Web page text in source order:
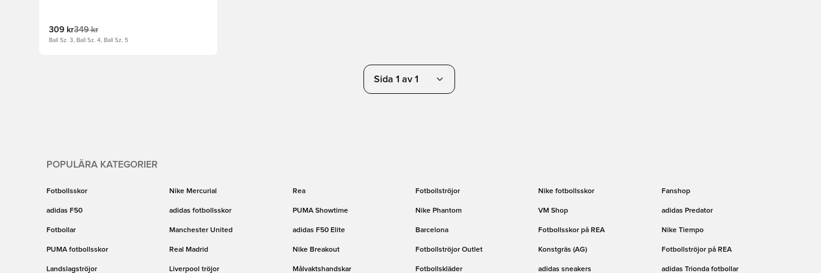
309 kr349 kr
Ball Sz. 3, Ball Sz. 4, Ball Sz. 5
Sida 1 av 1
POPULÄRA KATEGORIER
Fotbollsskor Nike Mercurial Rea Fotbollströjor Nike fotbollsskor Fanshop
adidas F50 adidas fotbollsskor PUMA Showtime Nike Phantom VM Shop adidas Predator
Fotbollar Manchester United adidas F50 Elite Barcelona Fotbollsskor på REA Nike Tiempo
PUMA fotbollsskor Real Madrid Nike Breakout Fotbollströjor Outlet Konstgräs (AG) Fotbollströjor på REA
Landslagströjor Liverpool tröjor Målvaktshandskar Fotbollskläder adidas sneakers adidas Trionda fotbollar